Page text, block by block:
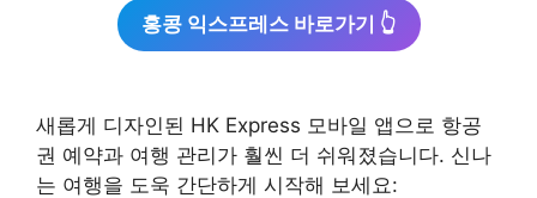
홍콩 익스프레스 바로가기 👆
새롭게 디자인된 HK Express 모바일 앱으로 항공
권 예약과 여행 관리가 훨씬 더 쉬워졌습니다. 신나
는 여행을 도욱 간단하게 시작해 보세요: